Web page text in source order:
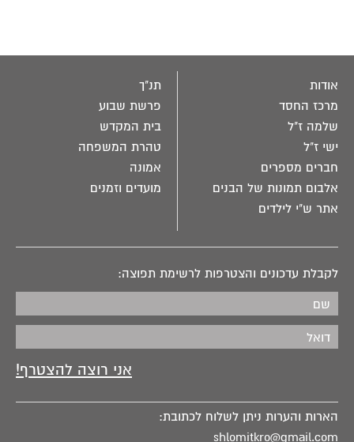
אודות
מרכז החסד
שלמה ז"ל
ישי ז"ל
חברים מספרים
אלבום תמונות של הבנים
אתר ש"י לילדים
תנ"ך
פרשת שבוע
בית המקדש
טהרת המשפחה
אמונה
מועדים וזמנים
לקבלת עדכונים והצטרפות לרשימת תפוצה:
הארות והערות ניתן לשלוח לכתובת:
shlomitkro@gmail.com